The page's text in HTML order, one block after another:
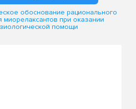
обоснование рационального
миорелаксантов при оказании
помощи